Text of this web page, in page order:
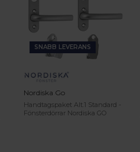
SNABB LEVERANS
Nordiska Go
Handtagspaket Alt.1 Standard -
Fönsterdörrar Nordiska GO